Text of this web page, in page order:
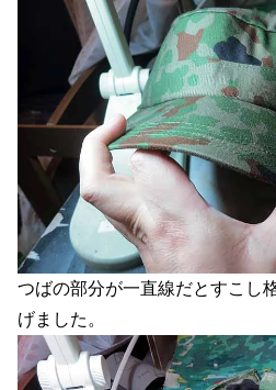
つばの部分が一直線だとすこし
げました。